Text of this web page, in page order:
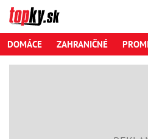
DOMÁCE ZAHRANIČNÉ